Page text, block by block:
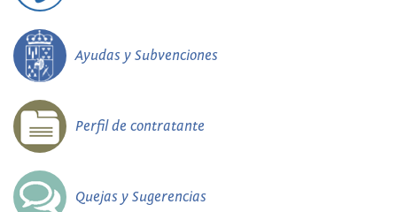
Ayudas y Subvenciones
Perfil de contratante
Quejas y Sugerencias